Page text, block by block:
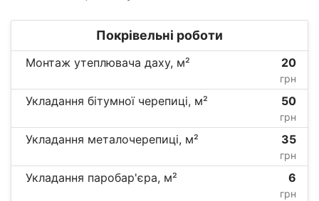
Покрівельні роботи
Монтаж утеплювача даху, м² 20
грн
Укладання бітумної черепиці, м² 50
грн
Укладання металочерепиці, м² 35
грн
Укладання паробар'єра, м² 6
грн